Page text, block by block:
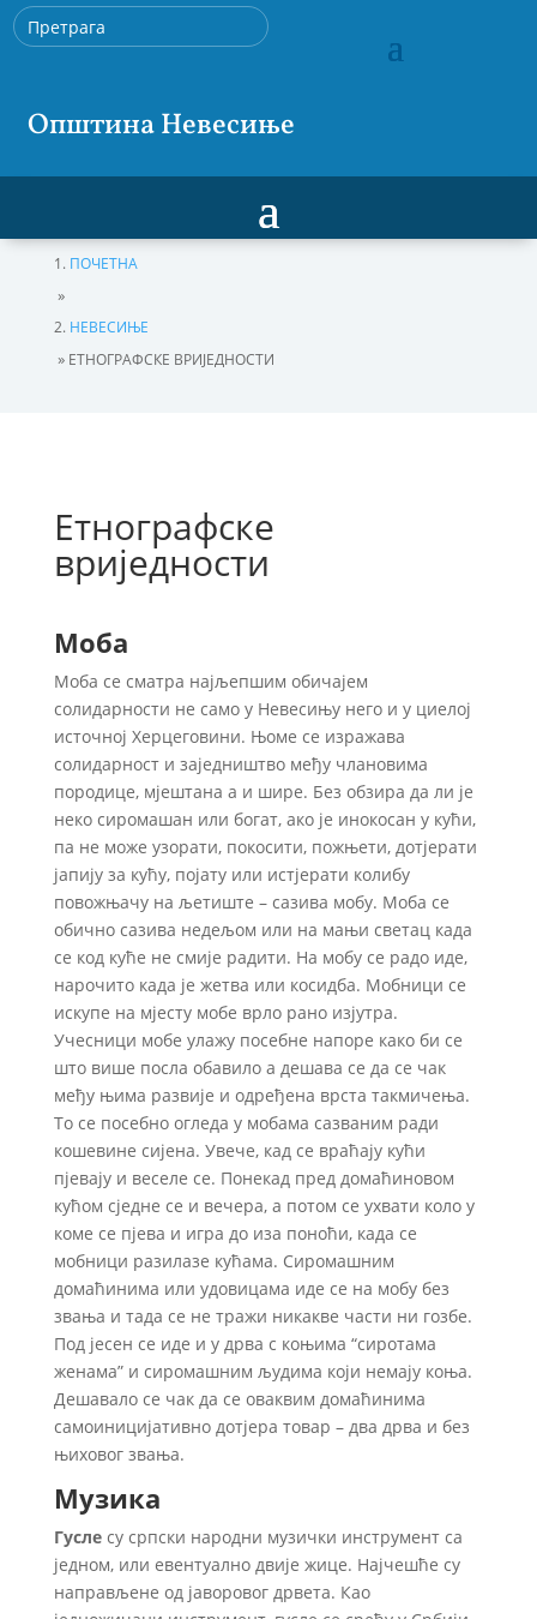
Општина Невесиње
ПОЧЕТНА
»
НЕВЕСИЊЕ
» ЕТНОГРАФСКЕ ВРИЈЕДНОСТИ
Етнографске
вриједности
Моба
Моба се сматра најљепшим обичајем
солидарности не само у Невесињу него и у циелој
источној Херцеговини. Њоме се изражава
солидарност и заједништво међу члановима
породице, мјештана а и шире. Без обзира да ли је
неко сиромашан или богат, ако је инокосан у кући,
па не може узорати, покосити, пожњети, дотјерати
јапију за кућу, појату или истјерати колибу
повожњачу на љетиште – сазива мобу. Моба се
обично сазива недељом или на мањи светац када
се код куће не смије радити. На мобу се радо иде,
нарочито када је жетва или косидба. Мобници се
искупе на мјесту мобе врло рано изјутра.
Учесници мобе улажу посебне напоре како би се
што више посла обавило а дешава се да се чак
међу њима развије и одређена врста такмичења.
То се посебно огледа у мобама сазваним ради
кошевине сијена. Увече, кад се враћају кући
пјевају и веселе се. Понекад пред домаћиновом
кућом сједне се и вечера, а потом се ухвати коло у
коме се пјева и игра до иза поноћи, када се
мобници разилазе кућама. Сиромашним
домаћинима или удовицама иде се на мобу без
звања и тада се не тражи никакве части ни гозбе.
Под јесен се иде и у дрва с коњима “сиротама
женама” и сиромашним људима који немају коња.
Дешавало се чак да се оваквим домаћинима
самоиницијативно дотјера товар – два дрва и без
њиховог звања.
Музика
Гусле су српски народни музички инструмент са
једном, или евентуално двије жице. Најчешће су
направљене од јаворовог дрвета. Као